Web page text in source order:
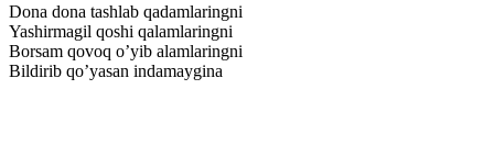
Dona dona tashlab qadamlaringni
Yashirmagil qoshi qalamlaringni
Borsam qovoq o’yib alamlaringni
Bildirib qo’yasan indamaygina